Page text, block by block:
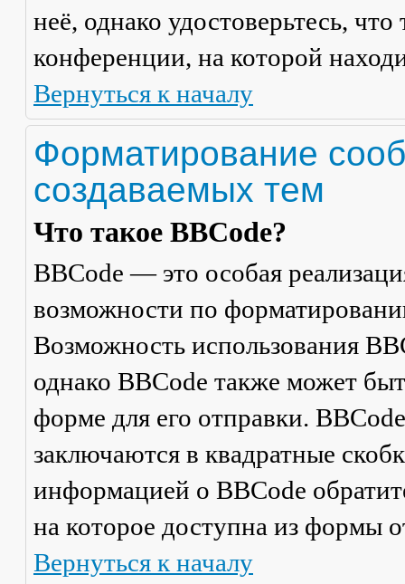
неё, однако удостоверьтесь,
конференции, на которой
Вернуться к началу
Форматирование
создаваемых тем
Что такое BBCode?
BBCode — это особая
возможности по
Возможность использования
однако BBCode также может
форме для его отправки.
заключаются в квадратные
информацией о BBCode
на которое доступна из формы
Вернуться к началу